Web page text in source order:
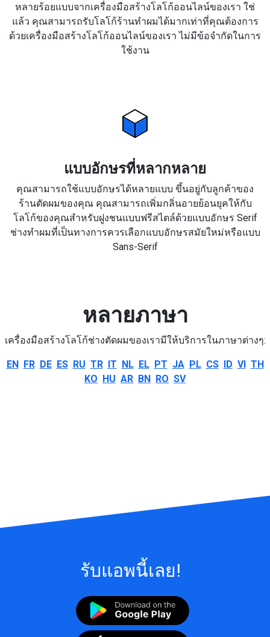
หลายร้อยแบบจากเครื่องมือสร้างโลโก้ออนไลน์ของเรา ใช่
แล้ว คุณสามารถรับโลโก้ร้านทำผมได้มากเท่าที่คุณต้องการ
ด้วยเครื่องมือสร้างโลโก้ออนไลน์ของเรา ไม่มีข้อจำกัดในการ
ใช้งาน
แบบอักษรที่หลากหลาย
คุณสามารถใช้แบบอักษรได้หลายแบบ ขึ้นอยู่กับลูกค้าของ
ร้านตัดผมของคุณ คุณสามารถเพิ่มกลิ่นอายย้อนยุคให้กับ
โลโก้ของคุณสำหรับฝูงชนแบบฟรีสไตล์ด้วยแบบอักษร Serif
ช่างทำผมที่เป็นทางการควรเลือกแบบอักษรสมัยใหม่หรือแบบ
Sans-Serif
หลายภาษา
เครื่องมือสร้างโลโก้ช่างตัดผมของเรามีให้บริการในภาษาต่างๆ:
EN FR DE ES RU TR IT NL EL PT JA PL CS ID VI TH
KO HU AR BN RO SV
รับแอพนี้เลย!